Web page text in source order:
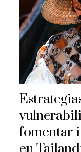
fomentar
en